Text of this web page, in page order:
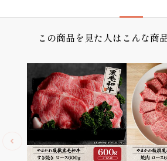
この商品を見た人はこんな商